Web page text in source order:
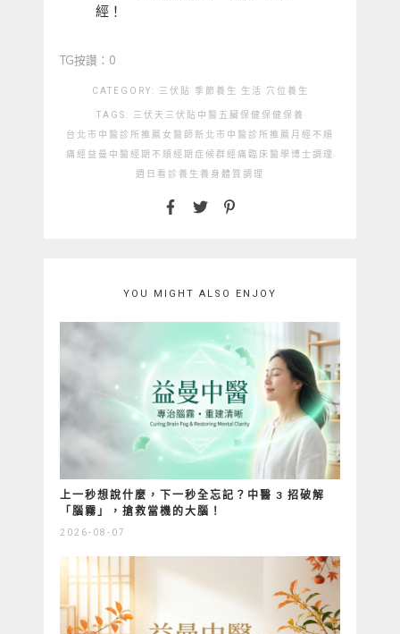
經！
TG按讚：0
CATEGORY: 三伏貼 季節養生 生活 穴位養生
TAGS: 三伏天 三伏貼 中醫 五臟保健保健保養
台北市中醫診所推薦 女醫師 新北市中醫診所推薦 月經不順
痛經 益曼中醫 經期不順 經期症候群經痛 臨床醫學博士調理
週日看診 養生 養身 體質調理
YOU MIGHT ALSO ENJOY
上一秒想說什麼，下一秒全忘記？中醫 3 招破解
「腦霧」，搶救當機的大腦！
2026-08-07